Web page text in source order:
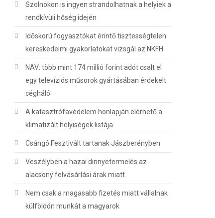
Szolnokon is ingyen strandolhatnak a helyiek a
rendkívüli hőség idején
Időskorú fogyasztókat érintő tisztességtelen
kereskedelmi gyakorlatokat vizsgál az NKFH
NAV: több mint 174 millió forint adót csalt el
egy televíziós műsorok gyártásában érdekelt
cégháló
A katasztrófavédelem honlapján elérhető a
klimatizált helyiségek listája
Csángó Fesztivált tartanak Jászberényben
Veszélyben a hazai dinnyetermelés az
alacsony felvásárlási árak miatt
Nem csak a magasabb fizetés miatt vállalnak
külföldön munkát a magyarok